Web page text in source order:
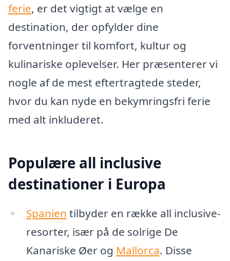
ferie, er det vigtigt at vælge en
destination, der opfylder dine
forventninger til komfort, kultur og
kulinariske oplevelser. Her præsenterer vi
nogle af de mest eftertragtede steder,
hvor du kan nyde en bekymringsfri ferie
med alt inkluderet.
Populære all inclusive
destinationer i Europa
Spanien tilbyder en række all inclusive-
resorter, især på de solrige De
Kanariske Øer og Mallorca. Disse